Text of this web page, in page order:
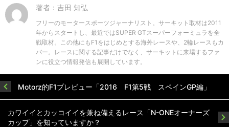
著者：吉田 知弘
フリーのモータースポーツジャーナリスト。サーキット取材は2011
年からスタートし、最近ではSUPER GTスーパーフォーミュラを全
戦取材。この他にもF1をはじめとする海外レースや、2輪レースもカ
バー。レースに関する記事だけでなく、サーキットに来場するファ
ンに役立つ情報発信も展開しています。
Motorz的F1プレビュー「2016 F1第5戦 スペインGP編」
カワイイとカッコイイを兼ね備えるレース「N-ONEオーナーズ
カップ」を知っていますか？